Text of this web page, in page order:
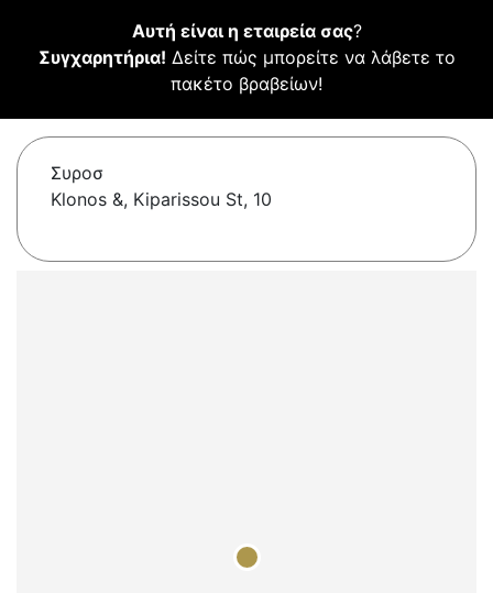
Αυτή είναι η εταιρεία σας?
Συγχαρητήρια! Δείτε πώς μπορείτε να λάβετε το
πακέτο βραβείων!
Συροσ
Klonos &, Kiparissou St, 10